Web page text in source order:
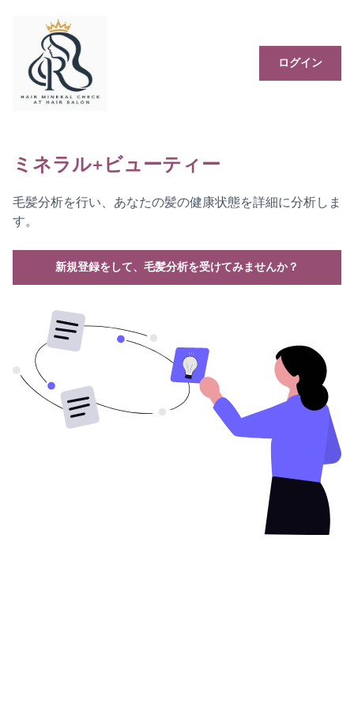
ログイン
ミネラル+ビューティー
毛髪分析を行い、あなたの髪の健康状態を詳細に分析しま
す。
新規登録をして、毛髪分析を受けてみませんか？